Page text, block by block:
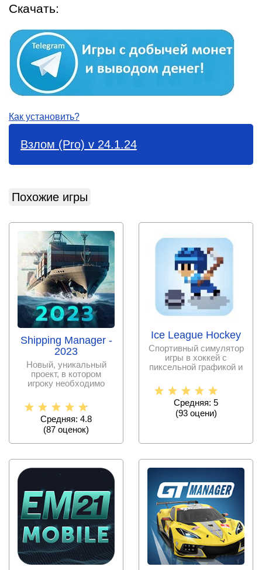
Скачать:
Как установить?
Взлом (Pro) v 24.1.24
Похожие игры
Shipping Manager -
2023
Новый, уникальный
проект, в котором
игроку необходимо
роли
Средняя: 4.8
(87 оценок)
Ice League Hockey
Спортивный симулятор
игры в хоккей с
пиксельной графикой и
геймплеем.
Средняя: 5
(93оцени)